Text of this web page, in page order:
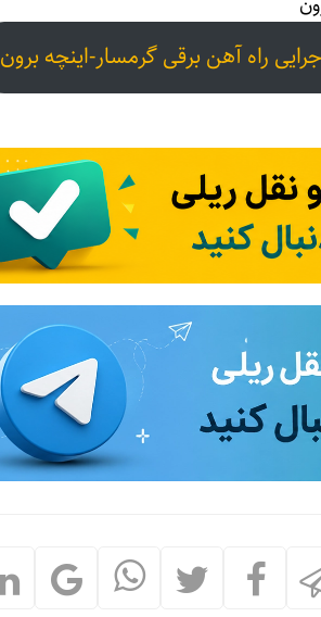
راه آهن برقی گرمسار-اینچه برون